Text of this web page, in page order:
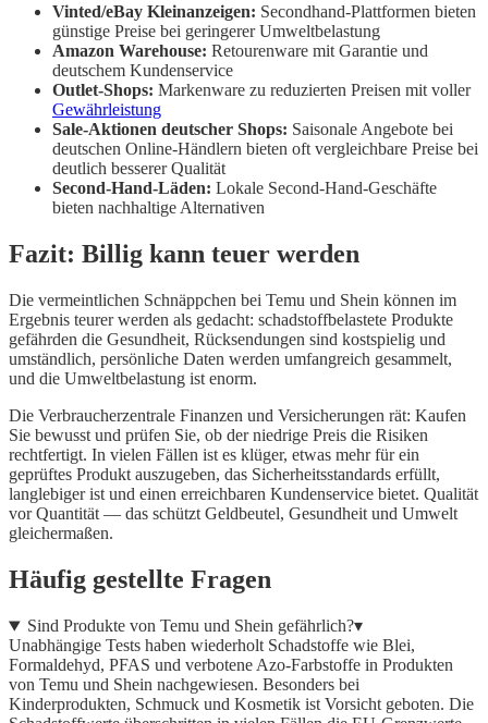
Vinted/eBay Kleinanzeigen: Secondhand-Plattformen bieten
günstige Preise bei geringerer Umweltbelastung
Amazon Warehouse: Retourenware mit Garantie und
deutschem Kundenservice
Outlet-Shops: Markenware zu reduzierten Preisen mit voller
Gewährleistung
Sale-Aktionen deutscher Shops: Saisonale Angebote bei
deutschen Online-Händlern bieten oft vergleichbare Preise bei
deutlich besserer Qualität
Second-Hand-Läden: Lokale Second-Hand-Geschäfte
bieten nachhaltige Alternativen
Fazit: Billig kann teuer werden
Die vermeintlichen Schnäppchen bei Temu und Shein können im
Ergebnis teurer werden als gedacht: schadstoffbelastete Produkte
gefährden die Gesundheit, Rücksendungen sind kostspielig und
umständlich, persönliche Daten werden umfangreich gesammelt,
und die Umweltbelastung ist enorm.
Die Verbraucherzentrale Finanzen und Versicherungen rät: Kaufen
Sie bewusst und prüfen Sie, ob der niedrige Preis die Risiken
rechtfertigt. In vielen Fällen ist es klüger, etwas mehr für ein
geprüftes Produkt auszugeben, das Sicherheitsstandards erfüllt,
langlebiger ist und einen erreichbaren Kundenservice bietet. Qualität
vor Quantität — das schützt Geldbeutel, Gesundheit und Umwelt
gleichermaßen.
Häufig gestellte Fragen
Sind Produkte von Temu und Shein gefährlich?▾
Unabhängige Tests haben wiederholt Schadstoffe wie Blei,
Formaldehyd, PFAS und verbotene Azo-Farbstoffe in Produkten
von Temu und Shein nachgewiesen. Besonders bei
Kinderprodukten, Schmuck und Kosmetik ist Vorsicht geboten. Die